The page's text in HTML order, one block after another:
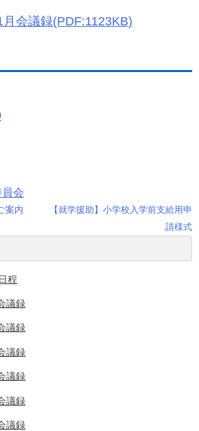
会議録(PDF:1123KB)
会
案内
【就学援助】小学校入学前支給用申
請様式
程
議録
議録
議録
議録
議録
議録